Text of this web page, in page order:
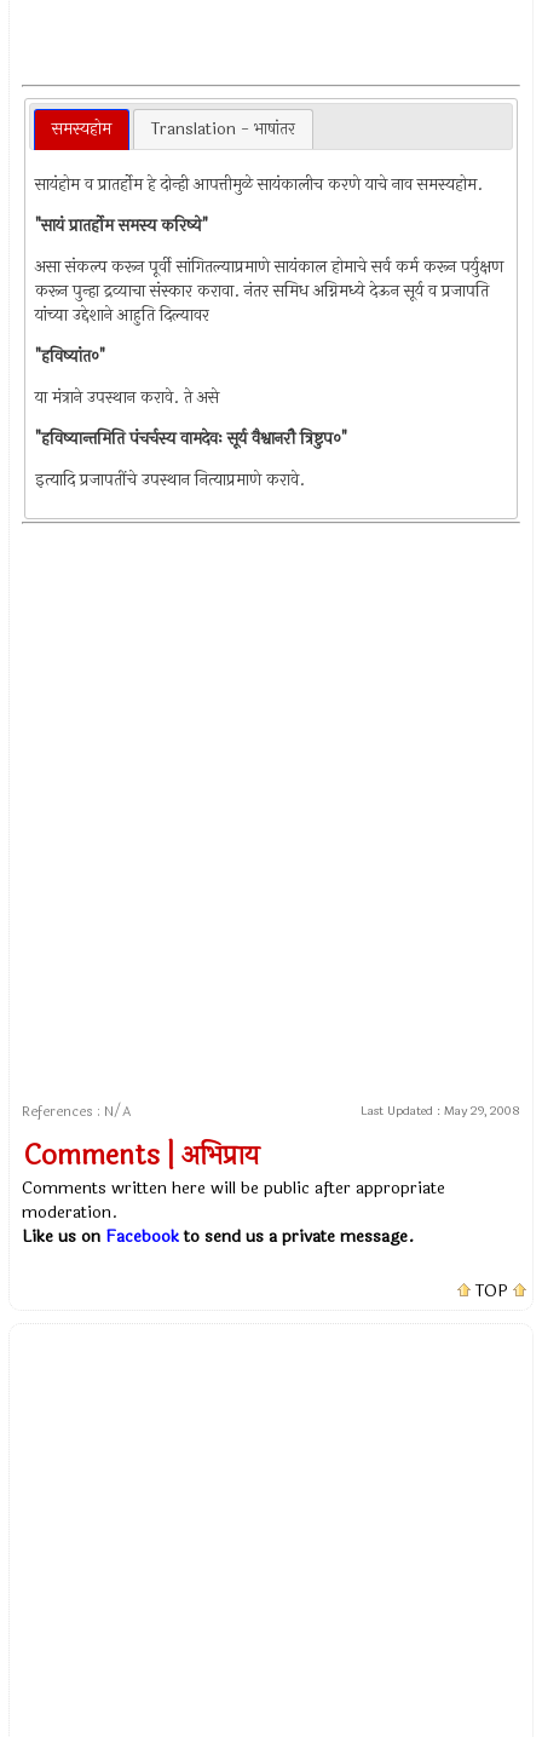
समस्यहोम Translation - भाषांतर
सायंहोम व प्रातर्होम हे दोन्ही आपत्तीमुळे सायंकालीच करणे याचे नाव समस्यहोम.
"सायं प्रातर्होम समस्य करिष्ये"
असा संकल्प करून पूर्वी सांगितल्याप्रमाणे सायंकाल होमाचे सर्व कर्म करून पर्युक्षण
करून पुन्हा द्रव्याचा संस्कार करावा. नंतर समिध अग्निमध्ये देऊन सूर्य व प्रजापति
यांच्या उद्देशाने आहुति दिल्यावर
"हविष्यांत०"
या मंत्राने उपस्थान करावे. ते असे
"हविष्यान्तमिति पंचर्चस्य वामदेवः सूर्य वैश्वानरौ त्रिष्टुप०"
इत्यादि प्रजापतींचे उपस्थान नित्याप्रमाणे करावे.
References : N/A Last Updated : May 29, 2008
Comments | अभिप्राय
Comments written here will be public after appropriate
moderation.
Like us on Facebookto send us a private message.
TOP